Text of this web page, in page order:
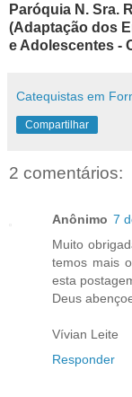
Paróquia N. Sra.
(Adaptação dos
e Adolescentes -
Catequistas em
Compartilhar
2 comentários:
Anônimo 7
Muito
temos mais
esta
Deus
Vívian Leite
Responder